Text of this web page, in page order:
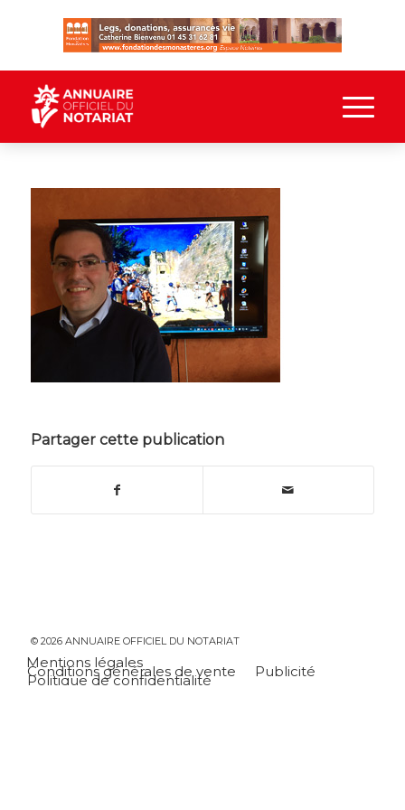
Partager cette publication
© 2026 ANNUAIRE OFFICIEL DU NOTARIAT
Mentions légales
Conditions générales de vente Publicité
Politique de confidentialité